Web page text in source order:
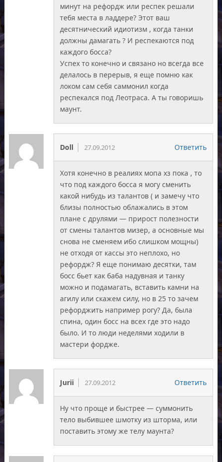
минут на рефордж или респек решали
тебя места в ладдере? Этот ваш
десятнический идиотизм , когда танки
должны дамагать ? И респекаются под
каждого босса?
Успех то конечно и связано но всегда все
делалось в перерыв, я еще помню как
локом сам себя саммонил когда
респекался под Леотраса. А ты говоришь
маунт.
Doll 27.09.2012 Ответить
Хотя конечно в реалиях мопа хз пока , то
что под каждого босса я могу сменить
какой нибудь из талантов ( и замечу что
близы полностью облажались в этом
плане с друлями — прирост полезности
от смены талантов мизер, а основные мы
снова не сменяем ибо слишком мощны)
не отходя от кассы это неплохо, но
рефордж? Я еще понимаю десятки, там
босс бьет как баба надувная и танку
можно и подамагать, вставить камни на
агилу или скажем силу, но в 25 то зачем
рефорджить например рогу? Да, была
спина, один босс на всех где это надо
было. И то люди неделями ходили в
мастери фордже.
Jurii 27.09.2012 Ответить
Ну что проще и быстрее — суммонить
тело выбившее шмотку из шторма, или
поставить этому же телу маунта?